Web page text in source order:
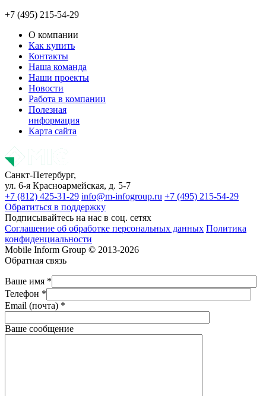
+7 (495) 215-54-29
О компании
Как купить
Контакты
Наша команда
Наши проекты
Новости
Работа в компании
Полезная
информация
Карта сайта
Санкт-Петербург,
ул. 6-я Красноармейская, д. 5-7
+7 (812) 425-31-29 info@m-infogroup.ru +7 (495) 215-54-29
Обратиться в поддержку
Подписывайтесь на нас в соц. сетях
Соглашение об обработке персональных данных Политика
конфиденциальности
Mobile Inform Group © 2013-2026
Обратная связь
Ваше имя *
Телефон *
Email (почта) *
Ваше сообщение